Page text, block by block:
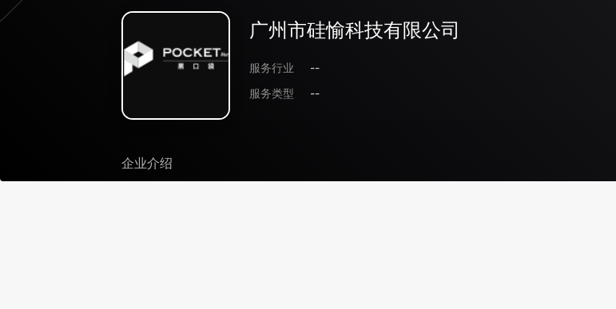
广州市硅愉科技有限公司
服务行业
--
服务类型
--
企业介绍